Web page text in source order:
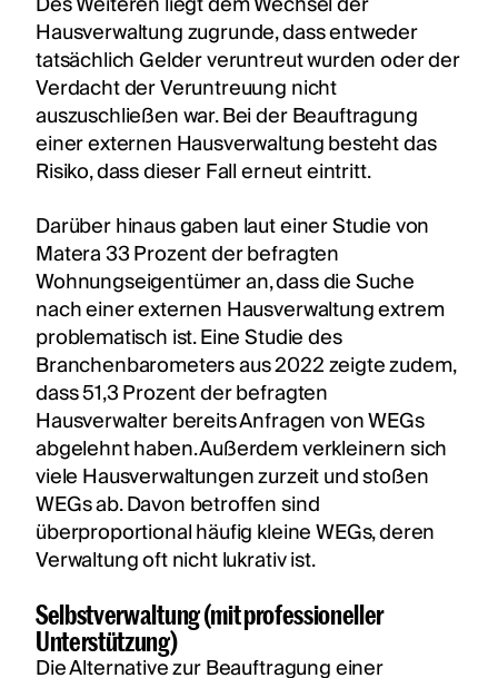
Hausverwaltung zugrunde, dass entweder
tatsächlich Gelder veruntreut wurden oder der
Verdacht der Veruntreuung nicht
auszuschließen war. Bei der Beauftragung
einer externen Hausverwaltung besteht das
Risiko, dass dieser Fall erneut eintritt.
Darüber hinaus gaben laut einer Studie von
Matera 33 Prozent der befragten
Wohnungseigentümer an, dass die Suche
nach einer externen Hausverwaltung extrem
problematisch ist. Eine Studie des
Branchenbarometers aus 2022 zeigte zudem,
dass 51,3 Prozent der befragten
Hausverwalter bereits Anfragen von WEGs
abgelehnt haben. Außerdem verkleinern sich
viele Hausverwaltungen zurzeit und stoßen
WEGs ab. Davon betroffen sind
überproportional häufig kleine WEGs, deren
Verwaltung oft nicht lukrativ ist.
Selbstverwaltung (mit professioneller
Unterstützung)
Die Alternative zur Beauftragung einer